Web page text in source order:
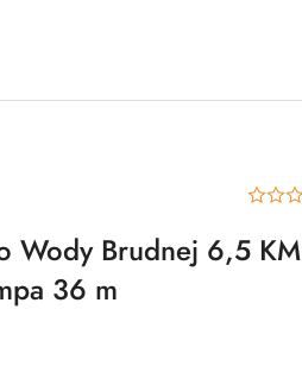
Wody Brudnej 6,5 KM
36 m